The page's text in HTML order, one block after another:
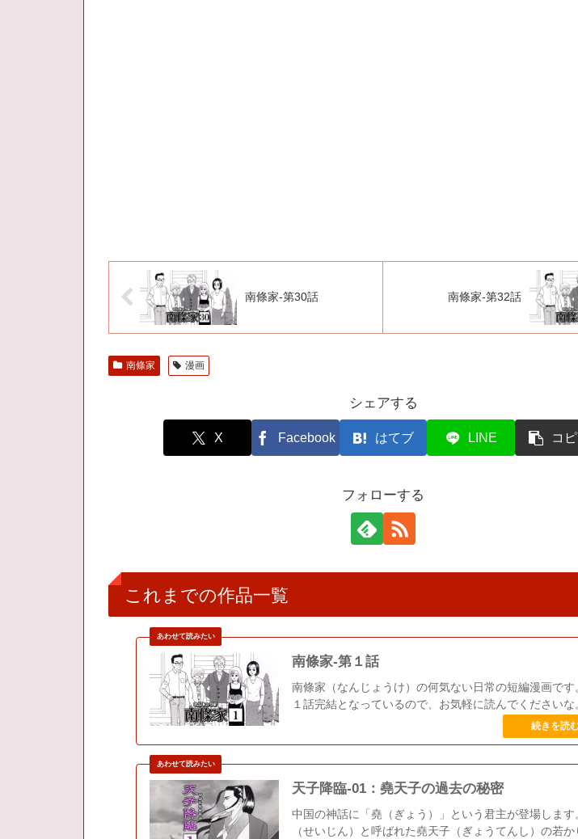
南條家-第30話 南條家-第32話
南條家 漫画
シェアする
X Facebook はてブ LINE コ
フォローする
これまでの作品一覧
南條家-第１話
南條家（なんじょうけ）の何気ない日常の短編漫画です
１話完結となっているので、お気軽に読んでくださいな
天子降臨-01：堯天子の過去の秘密
中国の神話に「堯（ぎょう）」という君主が登場します
（せいじん）と呼ばれた堯天子（ぎょうてんし）の若か